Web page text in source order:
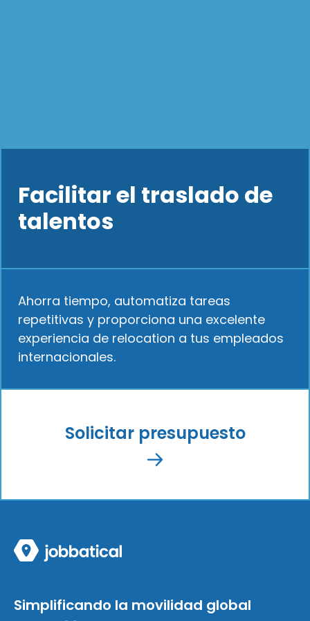
Facilitar el traslado de
talentos
Ahorra tiempo, automatiza tareas
repetitivas y proporciona una excelente
experiencia de relocation a tus empleados
internacionales.
Solicitar presupuesto
Simplificando la movilidad global